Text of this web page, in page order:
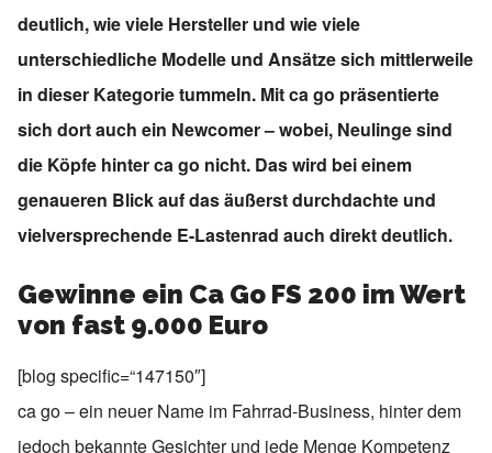
deutlich, wie viele Hersteller und wie viele
unterschiedliche Modelle und Ansätze sich mittlerweile
in dieser Kategorie tummeln. Mit ca go präsentierte
sich dort auch ein Newcomer – wobei, Neulinge sind
die Köpfe hinter ca go nicht. Das wird bei einem
genaueren Blick auf das äußerst durchdachte und
vielversprechende E-Lastenrad auch direkt deutlich.
Gewinne ein Ca Go FS 200 im Wert
von fast 9.000 Euro
[blog specific=“147150″]
ca go – ein neuer Name im Fahrrad-Business, hinter dem
jedoch bekannte Gesichter und jede Menge Kompetenz